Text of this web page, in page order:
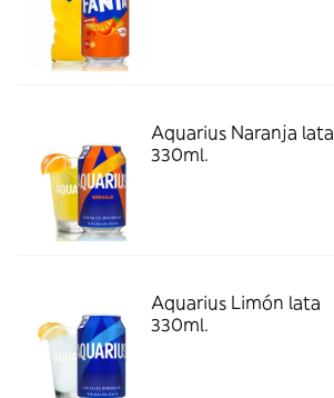
Aquarius Naranja lata
330ml.
Aquarius Limón lata
330ml.